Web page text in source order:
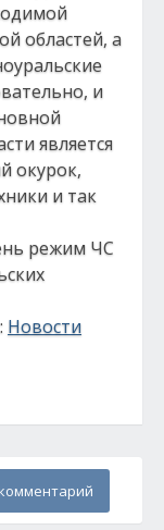
областей, а
и
является
окурок,
и так
режим ЧС
Новости